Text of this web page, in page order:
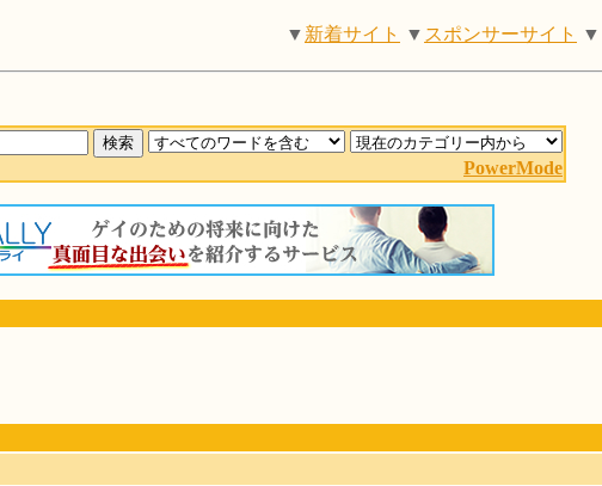
▼ 新着サイト ▼ スポンサーサイト ▼
PowerMode